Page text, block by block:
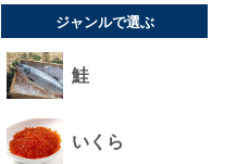
ジャンルで選ぶ
鮭
いくら